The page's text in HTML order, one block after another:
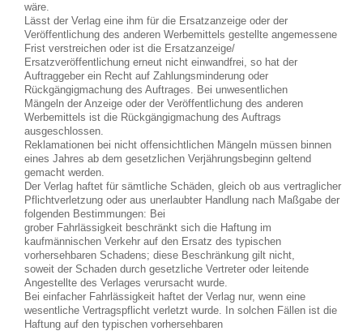
wäre.
Lässt der Verlag eine ihm für die Ersatzanzeige oder der
Veröffentlichung des anderen Werbemittels gestellte angemessene
Frist verstreichen oder ist die Ersatzanzeige/
Ersatzveröffentlichung erneut nicht einwandfrei, so hat der
Auftraggeber ein Recht auf Zahlungsminderung oder
Rückgängigmachung des Auftrages. Bei unwesentlichen
Mängeln der Anzeige oder der Veröffentlichung des anderen
Werbemittels ist die Rückgängigmachung des Auftrags
ausgeschlossen.
Reklamationen bei nicht offensichtlichen Mängeln müssen binnen
eines Jahres ab dem gesetzlichen Verjährungsbeginn geltend
gemacht werden.
Der Verlag haftet für sämtliche Schäden, gleich ob aus vertraglicher
Pflichtverletzung oder aus unerlaubter Handlung nach Maßgabe der
folgenden Bestimmungen: Bei
grober Fahrlässigkeit beschränkt sich die Haftung im
kaufmännischen Verkehr auf den Ersatz des typischen
vorhersehbaren Schadens; diese Beschränkung gilt nicht,
soweit der Schaden durch gesetzliche Vertreter oder leitende
Angestellte des Verlages verursacht wurde.
Bei einfacher Fahrlässigkeit haftet der Verlag nur, wenn eine
wesentliche Vertragspflicht verletzt wurde. In solchen Fällen ist die
Haftung auf den typischen vorhersehbaren